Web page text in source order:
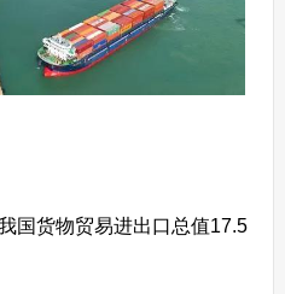
国货物贸易进出口总值17.5